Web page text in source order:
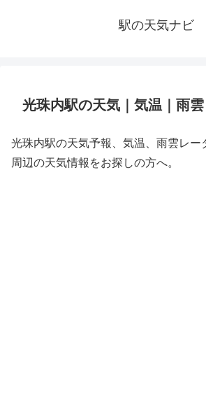
駅の天気ナビ
光珠内駅の天気｜気温｜雨
光珠内駅の天気予報、気温、雨雲レー
周辺の天気情報をお探しの方へ。